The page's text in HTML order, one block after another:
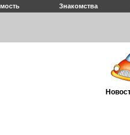
Знакомства